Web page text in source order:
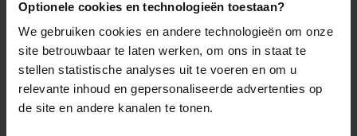
Optionele cookies en technologieën toestaan?
We gebruiken cookies en andere technologieën om onze
site betrouwbaar te laten werken, om ons in staat te
stellen statistische analyses uit te voeren en om u
relevante inhoud en gepersonaliseerde advertenties op
de site en andere kanalen te tonen.
Inloggen op mijn.Shoestring
Reisthema's